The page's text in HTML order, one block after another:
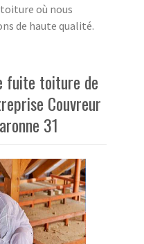
où nous
de haute qualité.
fuite toiture de
Couvreur
31